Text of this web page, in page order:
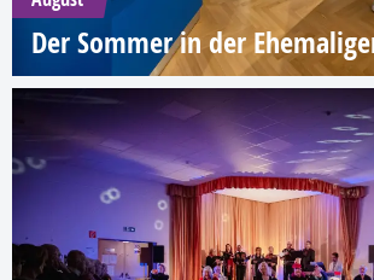
Der Sommer in der